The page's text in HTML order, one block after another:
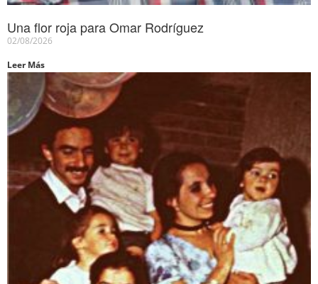
Una flor roja para Omar Rodríguez
02/08/2026
Leer Más